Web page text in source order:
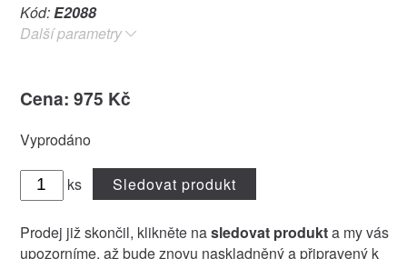
Kód:E2088
Další parametry
Cena: 975 Kč
Vyprodáno
ks Sledovat produkt
Prodej již skončil, klikněte nasledovat produkta my vás
upozorníme, až bude znovu naskladněný a připravený k